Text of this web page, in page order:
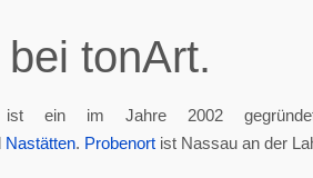
tonArt.
ist ein im Jahre 2002
Nastätten. Probenort ist Nassau an der